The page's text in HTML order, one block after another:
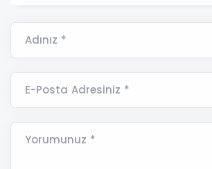
Adınız *
E-Posta Adresiniz *
Yorumunuz *